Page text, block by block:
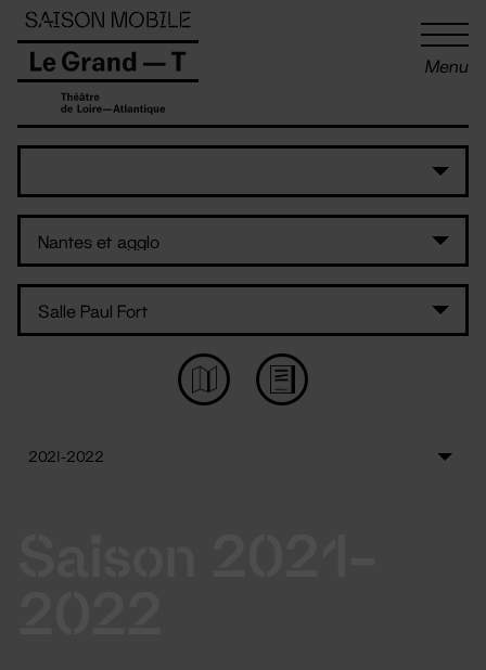
Menu
Panneau de gestion des cookies